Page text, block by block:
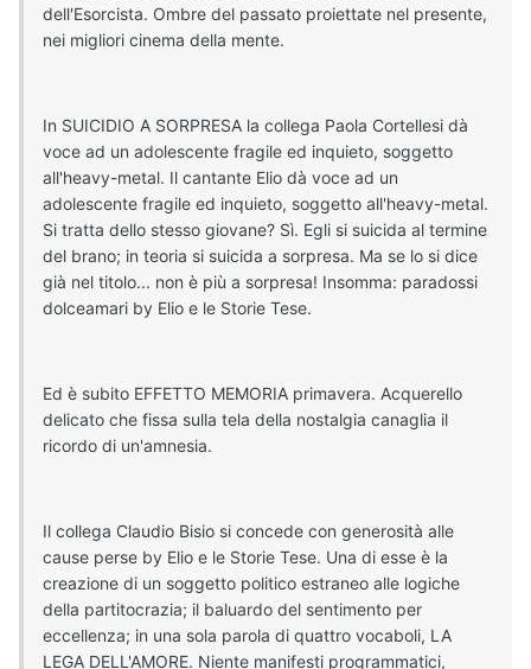
dell'Esorcista. Ombre del passato proiettate nel presente,
nei migliori cinema della mente.
In SUICIDIO A SORPRESA la collega Paola Cortellesi dà
voce ad un adolescente fragile ed inquieto, soggetto
all'heavy-metal. Il cantante Elio dà voce ad un
adolescente fragile ed inquieto, soggetto all'heavy-metal.
Si tratta dello stesso giovane? Sì. Egli si suicida al termine
del brano; in teoria si suicida a sorpresa. Ma se lo si dice
già nel titolo... non è più a sorpresa! Insomma: paradossi
dolceamari by Elio e le Storie Tese.
Ed è subito EFFETTO MEMORIA primavera. Acquerello
delicato che fissa sulla tela della nostalgia canaglia il
ricordo di un'amnesia.
Il collega Claudio Bisio si concede con generosità alle
cause perse by Elio e le Storie Tese. Una di esse è la
creazione di un soggetto politico estraneo alle logiche
della partitocrazia; il baluardo del sentimento per
eccellenza; in una sola parola di quattro vocaboli, LA
LEGA DELL'AMORE. Niente manifesti programmatici,